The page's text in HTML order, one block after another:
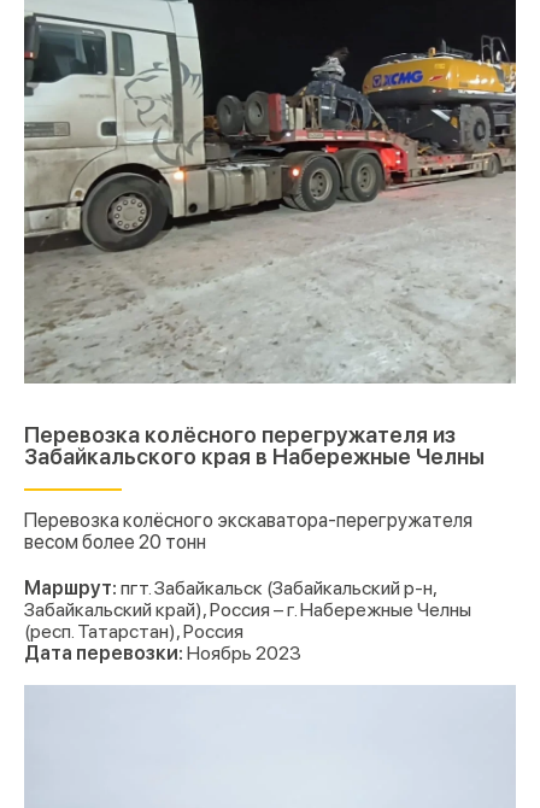
Перевозка колёсного перегружателя из
Забайкальского края в Набережные Челны
Перевозка колёсного экскаватора-перегружателя
весом более 20 тонн
Маршрут: пгт. Забайкальск (Забайкальский р-н,
Забайкальский край), Россия – г. Набережные Челны
(респ. Татарстан), Россия
Дата перевозки: Ноябрь 2023